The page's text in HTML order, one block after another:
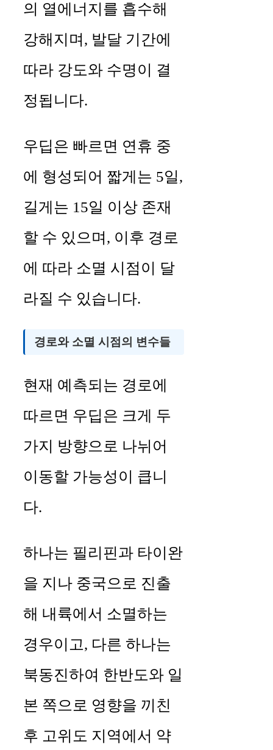
의 열에너지를 흡수해
강해지며, 발달 기간에
따라 강도와 수명이 결
정됩니다.
우딥은 빠르면 연휴 중
에 형성되어 짧게는 5일,
길게는 15일 이상 존재
할 수 있으며, 이후 경로
에 따라 소멸 시점이 달
라질 수 있습니다.
경로와 소멸 시점의 변수들
현재 예측되는 경로에
따르면 우딥은 크게 두
가지 방향으로 나뉘어
이동할 가능성이 큽니
다.
하나는 필리핀과 타이완
을 지나 중국으로 진출
해 내륙에서 소멸하는
경우이고, 다른 하나는
북동진하여 한반도와 일
본 쪽으로 영향을 끼친
후 고위도 지역에서 약